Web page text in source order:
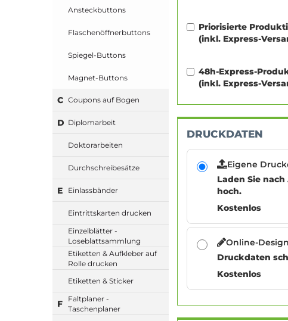
Ansteckbuttons
Flaschenöffnerbuttons
Spiegel-Buttons
Magnet-Buttons
C Coupons auf Bogen
D Diplomarbeit
Doktorarbeiten
Durchschreibesätze
E Einlassbänder
Eintrittskarten drucken
Einzelblätter -
Loseblattsammlung
Etiketten & Aufkleber auf
Rolle drucken
Etiketten & Sticker
F
Faltplaner -
Taschenplaner
Priorisierte
(inkl. Express-
48h-Express-
(inkl. Express-
DRUCKDATEN
Eigene
Laden Sie
hoch.
Kostenlos
Online-
Druckdaten
Kostenlos